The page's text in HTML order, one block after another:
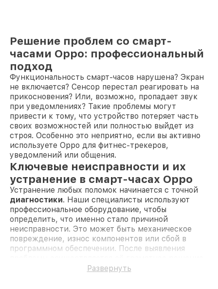
Решение проблем со смарт-
часами Oppo: профессиональный
подход
Функциональность смарт-часов нарушена? Экран
не включается? Сенсор перестал реагировать на
прикосновения? Или, возможно, пропадает звук
при уведомлениях? Такие проблемы могут
привести к тому, что устройство потеряет часть
своих возможностей или полностью выйдет из
строя. Особенно это неприятно, если вы активно
используете Oppo для фитнес-трекеров,
уведомлений или общения.
Ключевые неисправности и их
устранение в смарт-часах Oppo
Устранение любых поломок начинается с точной
диагностики. Наши специалисты используют
профессиональное оборудование, чтобы
определить, что именно стало причиной
неисправности. Это может быть механическое
повреждение, износ компонентов или сбой в
программном обеспечении. После выявления
с соблюдением всех требований производителя.
Развернуть